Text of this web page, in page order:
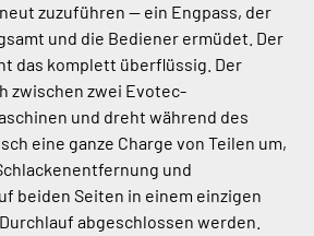
zuzuführen — ein Engpass, der
und die Bediener ermüdet. Der
das komplett überflüssig. Der
zwischen zwei Evotec-
und dreht während des
eine ganze Charge von Teilen um,
und
beiden Seiten in einem einzigen
abgeschlossen werden.